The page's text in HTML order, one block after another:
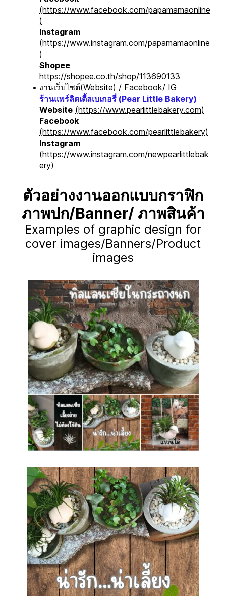
(https://www.facebook.com/papamamaonline
)
Instagram
(https://www.instagram.com/papamamaonline
)
Shopee
https://shopee.co.th/shop/113690133
งานเว็บไซต์(Website) / Facebook/ IG
ร้านแพร์ลิตเตื้ลเบเกอรี่ (Pear Little Bakery)
Website (https://www.pearlittlebakery.com)
Facebook
(https://www.facebook.com/pearlittlebakery)
Instagram
(https://www.instagram.com/newpearlittlebak
ery)
ตัวอย่างงานออกแบบกราฟิก
ภาพปก/Banner/ ภาพสินค้า
Examples of graphic design for
cover images/Banners/Product
images